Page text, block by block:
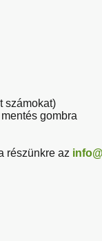
számokat)
gombra
részünkre az